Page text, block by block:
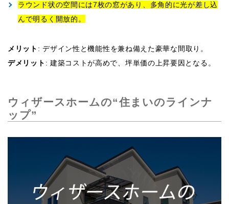
ラウンド状の空間には7枚の窓があり、多角的に光が差し込
んで明るく開放的。
メリット : デザイン性と機能性を兼ね備えた豪華な間取り。
デメリット : 建築コストが高めで、坪単価の上昇要因となる。
ウィザースホームの“住まいのラインナ
ップ”